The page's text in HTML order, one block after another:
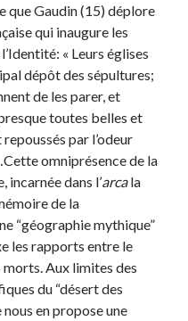
que Gaudin (15) déplore
qui inaugure les
« Leurs églises
dépôt des sépultures;
de les parer, et
toutes belles et
par l’odeur
omniprésence de la
incarnée dans l’arcala
de la
“géographie mythique”
les rapports entre le
Aux limites des
du “désert des
en propose une